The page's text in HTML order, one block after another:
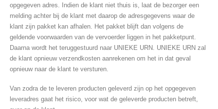
opgegeven adres. Indien de klant niet thuis is, laat de bezorger een
melding achter bij de klant met daarop de adresgegevens waar de
klant zijn pakket kan afhalen. Het pakket blijft dan volgens de
geldende voorwaarden van de vervoerder liggen in het pakketpunt.
Daarna wordt het teruggestuurd naar UNIEKE URN. UNIEKE URN zal
de klant opnieuw verzendkosten aanrekenen om het in dat geval
opnieuw naar de klant te versturen.
Van zodra de te leveren producten geleverd zijn op het opgegeven
leveradres gaat het risico, voor wat de geleverde producten betreft,